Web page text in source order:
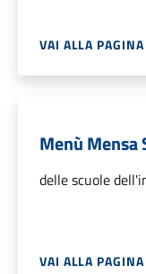
VAI ALLA PAGINA
Menù Mensa
delle scuole
VAI ALLA PAGINA